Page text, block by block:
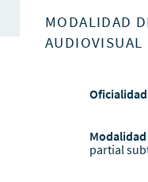
MODALIDAD
AUDIOVISUAL
partial